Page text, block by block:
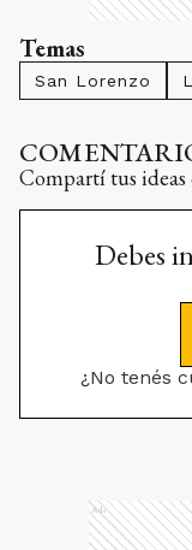
Temas
San Lorenzo
Compartí tus ideas
Debes
¿No tenés
Ads